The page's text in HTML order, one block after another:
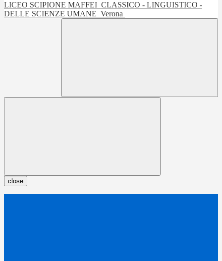
LICEO SCIPIONE MAFFEI CLASSICO - LINGUISTICO -
DELLE SCIENZE UMANE Verona
close